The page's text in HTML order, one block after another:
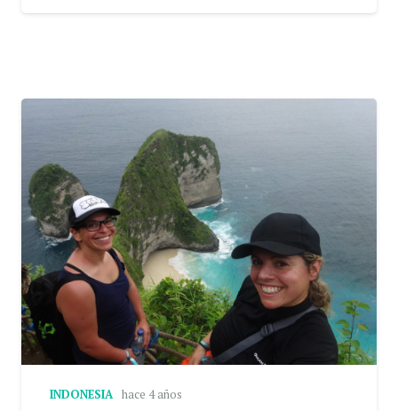
INDONESIA hace 4 años